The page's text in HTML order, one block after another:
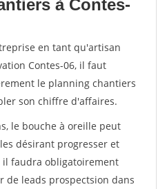
à Contes-
en tant qu'artisan
Contes-06, il faut
le planning chantiers
son chiffre d'affaires.
le bouche à oreille peut
désirant progresser et
faudra obligatoirement
de leads prospectsion dans